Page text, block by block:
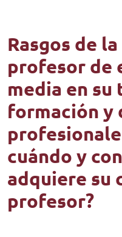
Rasgos de
profesor de
media en
formación y
cuándo y
adquiere su
profesor?